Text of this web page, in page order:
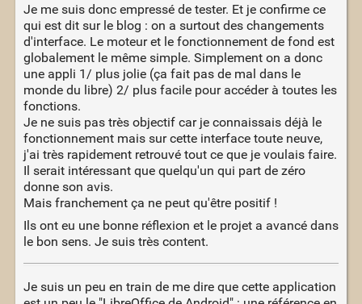
Je me suis donc empressé de tester. Et je confirme ce
qui est dit sur le blog : on a surtout des changements
d'interface. Le moteur et le fonctionnement de fond est
globalement le même simple. Simplement on a donc
une appli 1/ plus jolie (ça fait pas de mal dans le
monde du libre) 2/ plus facile pour accéder à toutes les
fonctions.
Je ne suis pas très objectif car je connaissais déjà le
fonctionnement mais sur cette interface toute neuve,
j'ai très rapidement retrouvé tout ce que je voulais faire.
Il serait intéressant que quelqu'un qui part de zéro
donne son avis.
Mais franchement ça ne peut qu'être positif !
Ils ont eu une bonne réflexion et le projet a avancé dans
le bon sens. Je suis très content.
Je suis un peu en train de me dire que cette application